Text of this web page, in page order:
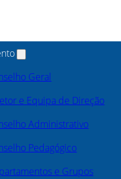
Geral
e Equipa de Direção
Administrativo
Pedagógico
e Grupos